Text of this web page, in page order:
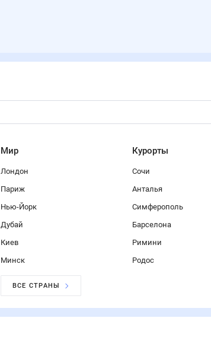
Мир
Лондон
Париж
Нью-Йорк
Дубай
Киев
Минск
Курорты
Сочи
Анталья
Симферополь
Барселона
Римини
Родос
ВСЕ СТРАНЫ